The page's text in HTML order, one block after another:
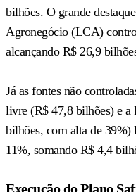
bilhões. O grande
Agronegócio (LCA)
alcançando R$ 26,9
Já as fontes não
livre (R$ 47,8 bilhões) e a
bilhões, com alta de
11%, somando R$ 4,4
Execução do Plano